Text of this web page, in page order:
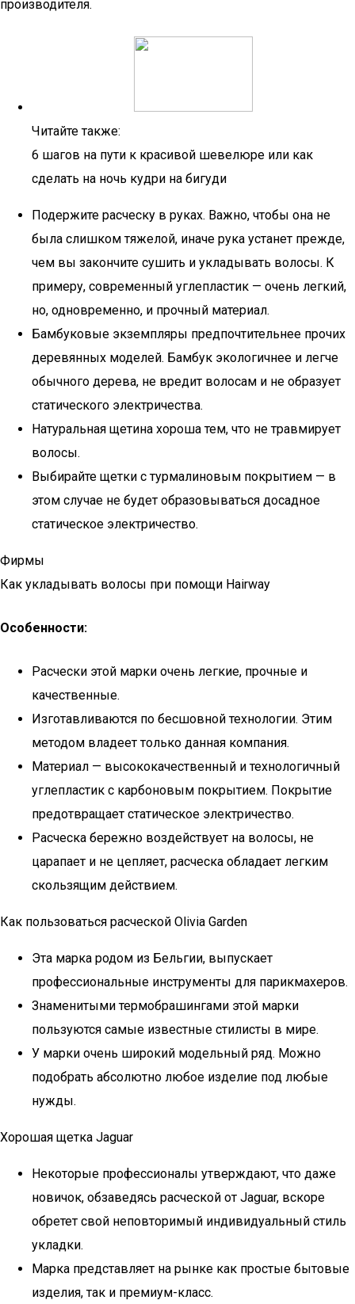
производителя.
Читайте также:
6 шагов на пути к красивой шевелюре или как
сделать на ночь кудри на бигуди
Подержите расческу в руках. Важно, чтобы она не
была слишком тяжелой, иначе рука устанет прежде,
чем вы закончите сушить и укладывать волосы. К
примеру, современный углепластик — очень легкий,
но, одновременно, и прочный материал.
Бамбуковые экземпляры предпочтительнее прочих
деревянных моделей. Бамбук экологичнее и легче
обычного дерева, не вредит волосам и не образует
статического электричества.
Натуральная щетина хороша тем, что не травмирует
волосы.
Выбирайте щетки с турмалиновым покрытием — в
этом случае не будет образовываться досадное
статическое электричество.
Фирмы
Как укладывать волосы при помощи Hairway
Особенности:
Расчески этой марки очень легкие, прочные и
качественные.
Изготавливаются по бесшовной технологии. Этим
методом владеет только данная компания.
Материал — высококачественный и технологичный
углепластик с карбоновым покрытием. Покрытие
предотвращает статическое электричество.
Расческа бережно воздействует на волосы, не
царапает и не цепляет, расческа обладает легким
скользящим действием.
Как пользоваться расческой Olivia Garden
Эта марка родом из Бельгии, выпускает
профессиональные инструменты для парикмахеров.
Знаменитыми термобрашингами этой марки
пользуются самые известные стилисты в мире.
У марки очень широкий модельный ряд. Можно
подобрать абсолютно любое изделие под любые
нужды.
Хорошая щетка Jaguar
Некоторые профессионалы утверждают, что даже
новичок, обзаведясь расческой от Jaguar, вскоре
обретет свой неповторимый индивидуальный стиль
укладки.
Марка представляет на рынке как простые бытовые
изделия, так и премиум-класс.